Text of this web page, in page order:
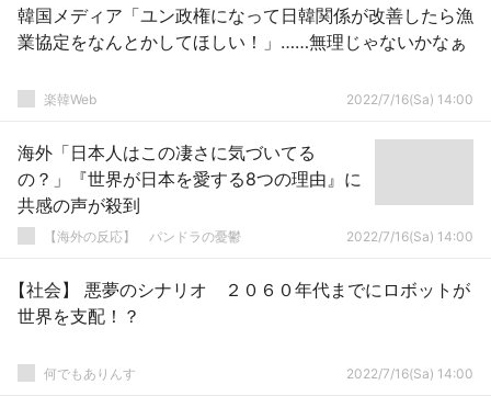
韓国メディア「ユン政権になって日韓関係が改善したら漁
業協定をなんとかしてほしい！」……無理じゃないかなぁ
楽韓Web 2022/7/16(Sa) 14:00
海外「日本人はこの凄さに気づいてる
の？」『世界が日本を愛する8つの理由』に
共感の声が殺到
【海外の反応】 パンドラの憂鬱 2022/7/16(Sa) 14:00
【社会】 悪夢のシナリオ ２０６０年代までにロボットが
世界を支配！？
何でもありんす 2022/7/16(Sa) 14:00